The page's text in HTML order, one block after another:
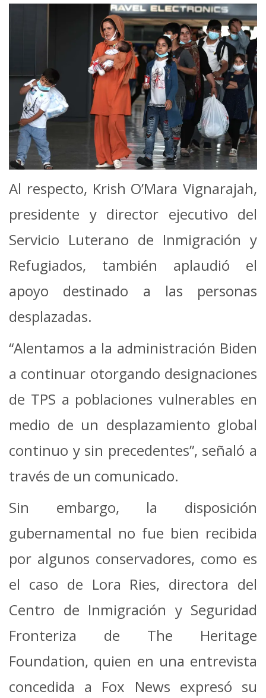
Al respecto, Krish O’Mara Vignarajah,
presidente y director ejecutivo del
Servicio Luterano de Inmigración y
Refugiados, también aplaudió el
apoyo destinado a las personas
desplazadas.
“Alentamos a la administración Biden
a continuar otorgando designaciones
de TPS a poblaciones vulnerables en
medio de un desplazamiento global
continuo y sin precedentes”, señaló a
través de un comunicado.
Sin embargo, la disposición
gubernamental no fue bien recibida
por algunos conservadores, como es
el caso de Lora Ries, directora del
Centro de Inmigración y Seguridad
Fronteriza de The Heritage
Foundation, quien en una entrevista
concedida a Fox News expresó su